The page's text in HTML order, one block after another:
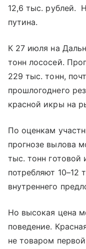
12,6 тыс. рублей.
путина.
К 27 июля на
тонн лососей.
229 тыс. тонн,
прошлогоднего
красной икры на
По оценкам
прогнозе вылова
тыс. тонн готовой
потребляют 10–12
внутреннего
Но высокая цена
поведение.
не товаром